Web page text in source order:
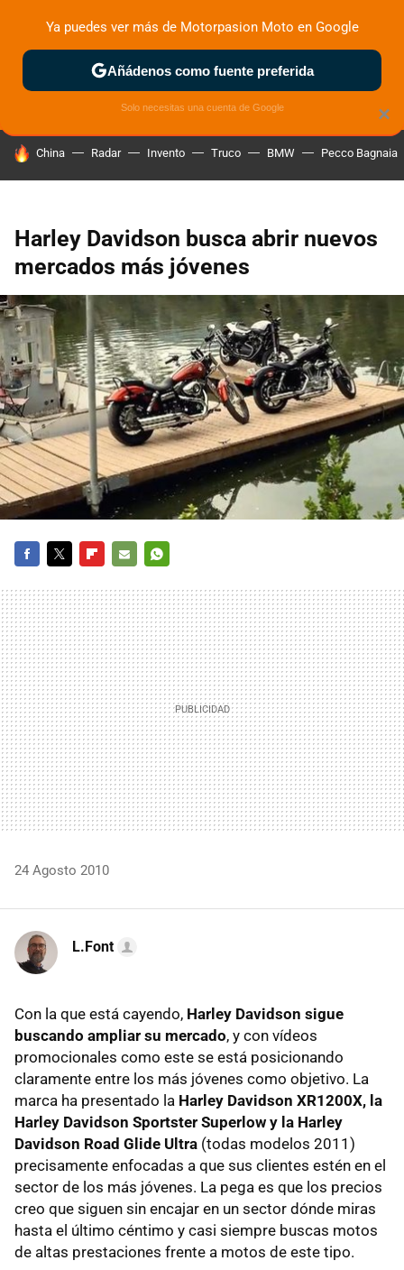
ZONA DE PRUEBAS DEPORTIVAS MOTOS ELÉCTRICAS
HOY SE HABLA DE
China Radar Invento Truco BMW Pecco Bagnaia
Harley Davidson busca abrir nuevos
mercados más jóvenes
MAIL
24 Agosto 2010
L.Font
Con la que está cayendo, Harley Davidson sigue
buscando ampliar su mercado, y con vídeos
promocionales como este se está posicionando
claramente entre los más jóvenes como objetivo. La
marca ha presentado la Harley Davidson XR1200X, la
Harley Davidson Sportster Superlow y la Harley
Davidson Road Glide Ultra (todas modelos 2011)
precisamente enfocadas a que sus clientes estén en el
sector de los más jóvenes. La pega es que los precios
creo que siguen sin encajar en un sector dónde miras
hasta el último céntimo y casi siempre buscas motos
de altas prestaciones frente a motos de este tipo.
×
Ya puedes ver más de Motorpasion Moto en Google
Añádenos como fuente preferida
Solo necesitas una cuenta de Google